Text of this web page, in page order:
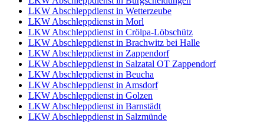
LKW Abschleppdienst in Wetterzeube
LKW Abschleppdienst in Morl
LKW Abschleppdienst in Crölpa-Löbschütz
LKW Abschleppdienst in Brachwitz bei Halle
LKW Abschleppdienst in Zappendorf
LKW Abschleppdienst in Salzatal OT Zappendorf
LKW Abschleppdienst in Beucha
LKW Abschleppdienst in Amsdorf
LKW Abschleppdienst in Golzen
LKW Abschleppdienst in Barnstädt
LKW Abschleppdienst in Salzmünde